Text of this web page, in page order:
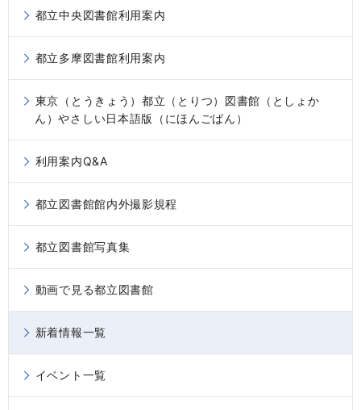
都立中央図書館利用案内
都立多摩図書館利用案内
東京（とうきょう）都立（とりつ）図書館（としょか
ん）やさしい日本語版（にほんごばん）
利用案内Q&A
都立図書館館内外撮影規程
都立図書館写真集
動画で見る都立図書館
新着情報一覧
イベント一覧